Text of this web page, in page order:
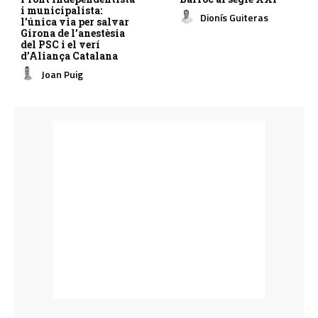
i municipalista:
l’única via per salvar
Girona de l’anestèsia
del PSC i el verí
d’Aliança Catalana
Joan Puig
Dionís Guiteras